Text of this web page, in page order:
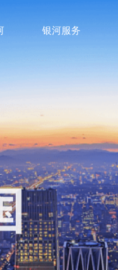
银河服务